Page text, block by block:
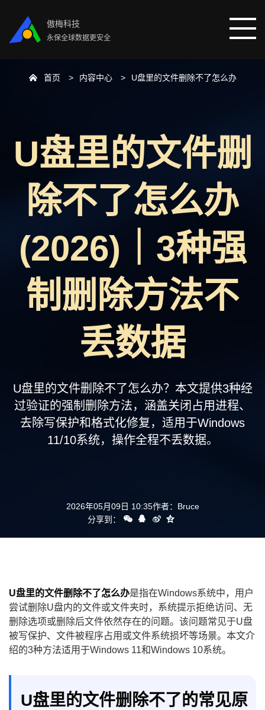
傲梅科技
永保全球数据更安全
首页
数据恢复
数据备份
下载中心
支持
首页 内容中心 U盘里的文件删除不了怎么办
U盘里的文件删
除不了怎么办
(2026)｜3种强
制删除方法不
丢数据
U盘里的文件删除不了怎么办？本文提供3种经
过验证的强制删除方法，涵盖关闭占用进程、
去除写保护和格式化修复，适用于Windows
11/10系统，操作全程不丢数据。
2026年05月09日 10:35作者： Bruce
分享到：
U盘里的文件删除不了怎么办是指在Windows系统中，用户
尝试删除U盘内的文件或文件夹时，系统提示拒绝访问、无
删除选项或删除后文件依然存在的问题。该问题常见于U盘
被写保护、文件被程序占用或文件系统损坏等场景。本文介
绍的3种方法适用于Windows 11和Windows 10系统。
U盘里的文件删除不了的常见原